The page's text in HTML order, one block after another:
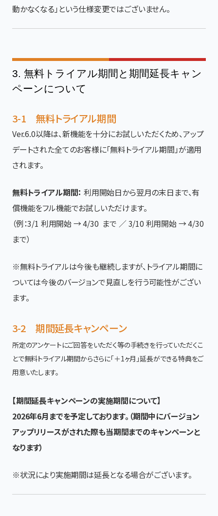
動かなくなる」という仕様変更ではございません。
3. 無料トライアル期間と期間延長キャン
ペーンについて
3-1 無料トライアル期間
Ver.6.0以降は、新機能を十分にお試しいただくため、アップ
デートされた全てのお客様に「無料トライアル期間」が適用
されます。
無料トライアル期間： 利用開始日から翌月の末日まで、有
償機能をフル機能でお試しいただけます。
（例：3/1 利用開始 → 4/30 まで ／ 3/10 利用開始 → 4/30
まで）
※無料トライアルは今後も継続しますが、トライアル期間に
ついては今後のバージョンで見直しを行う可能性がござい
ます。
3-2 期間延長キャンペーン
所定のアンケートにご回答をいただく等の手続きを行っていただくこ
とで無料トライアル期間からさらに「＋1ヶ月」延長ができる特典をご
用意いたします。
【期間延長キャンペーンの実施期間について】
2026年6月までを予定しております。（期間中にバージョン
アップリリースがされた際も当期間までのキャンペーンと
なります）
※状況により実施期間は延長となる場合がございます。